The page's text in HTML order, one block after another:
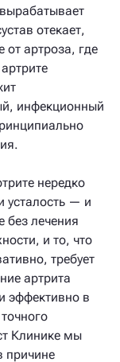
отекает,
от артроза, где
инфекционный
нередко
усталость — и
без лечения
и то, что
требует
артрита
эффективно в
Клинике мы
причине